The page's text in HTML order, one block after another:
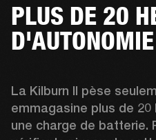
PLUS DE 20
D'AUTONOMIE
La Kilburn II pèse
emmagasine plus de
une charge de batterie.